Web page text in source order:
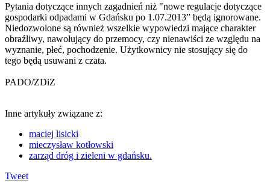
Pytania dotyczące innych zagadnień niż "nowe regulacje dotyczące
gospodarki odpadami w Gdańsku po 1.07.2013” będą ignorowane.
Niedozwolone są również wszelkie wypowiedzi mające charakter
obraźliwy, nawołujący do przemocy, czy nienawiści ze względu na
wyznanie, płeć, pochodzenie. Użytkownicy nie stosujący się do
tego będą usuwani z czata.
PADO/ZDiZ
Inne artykuły związane z:
maciej lisicki
mieczysław kotłowski
zarząd dróg i zieleni w gdańsku.
Tweet